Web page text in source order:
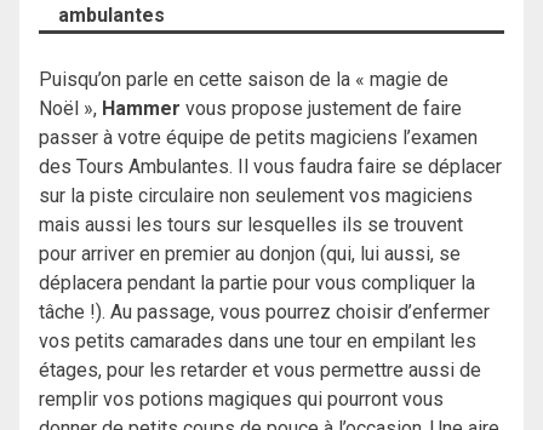
ambulantes
Puisqu’on parle en cette saison de la « magie de
Noël », Hammer vous propose justement de faire
passer à votre équipe de petits magiciens l’examen
des Tours Ambulantes. Il vous faudra faire se déplacer
sur la piste circulaire non seulement vos magiciens
mais aussi les tours sur lesquelles ils se trouvent
pour arriver en premier au donjon (qui, lui aussi, se
déplacera pendant la partie pour vous compliquer la
tâche !). Au passage, vous pourrez choisir d’enfermer
vos petits camarades dans une tour en empilant les
étages, pour les retarder et vous permettre aussi de
remplir vos potions magiques qui pourront vous